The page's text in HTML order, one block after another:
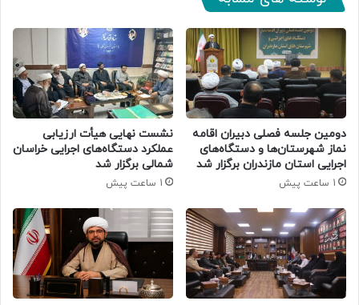
دومین جلسه فصلی دبیران اقامه
نماز شهرستان‌ها و دستگاه‌های
اجرایی استان مازندران برگزار شد
1 ساعت پیش
نشست نهایی هیأت ارزیابی
عملکرد دستگاه‌های اجرایی خراسان
شمالی برگزار شد
1 ساعت پیش